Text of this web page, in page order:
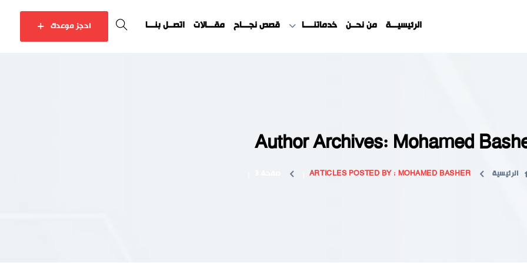
الرئيسيـــة من نحــن خدماتنــــا قصص نجـــاح مقـــالات اتصــل بنـــا احجز موعدك
Author Archives: Mohamed
الرئيسية ARTICLES POSTED BY : MOHAMED BASHER